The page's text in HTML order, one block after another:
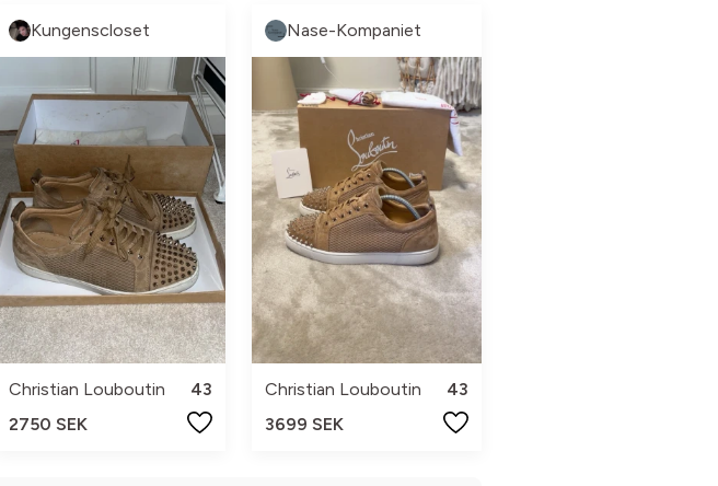
Kungenscloset
Christian Louboutin
43
2750 SEK
Nase-Kompaniet
Christian Louboutin
43
3699 SEK